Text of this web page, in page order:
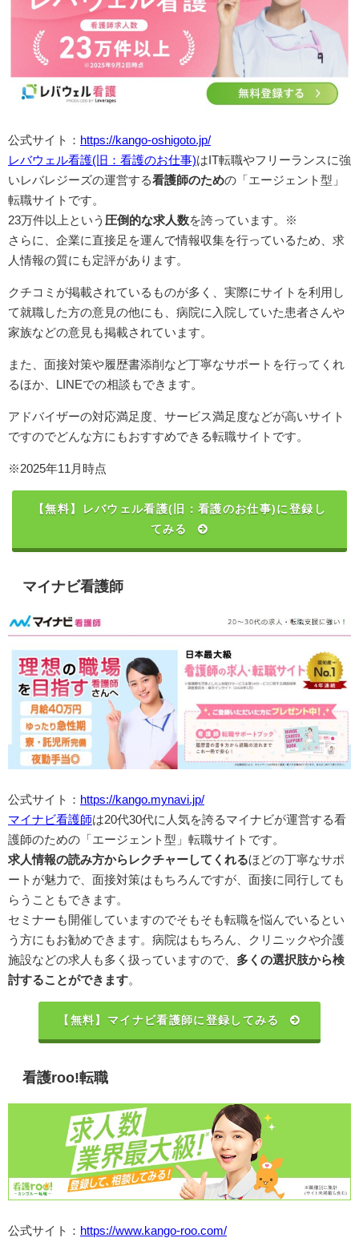
公式サイト： https://kango-oshigoto.jp/
レバウェル看護(旧：看護のお仕事)はIT転職やフリーランスに強
いレバレジーズの運営する看護師のための「エージェント型」
転職サイトです。
23万件以上という 圧倒的な求人数を誇っています。※
さらに、企業に直接足を運んで情報収集を行っているため、求
人情報の質にも定評があります。
クチコミが掲載されているものが多く、実際にサイトを利用し
て就職した方の意見の他にも、病院に入院していた患者さんや
家族などの意見も掲載されています。
また、面接対策や履歴書添削など丁寧なサポートを行ってくれ
るほか、LINEでの相談もできます。
アドバイザーの対応満足度、サービス満足度などが高いサイト
ですのでどんな方にもおすすめできる転職サイトです。
※2025年11月時点
【無料】レバウェル看護(旧：看護のお仕事)に登録し
てみる
マイナビ看護師
公式サイト： https://kango.mynavi.jp/
マイナビ看護師は20代30代に人気を誇るマイナビが運営する看
護師のための「エージェント型」転職サイトです。
求人情報の読み方からレクチャーしてくれるほどの丁寧なサポ
ートが魅力で、面接対策はもちろんですが、面接に同行しても
らうこともできます。
セミナーも開催していますのでそもそも転職を悩んでいるとい
う方にもお勧めできます。病院はもちろん、クリニックや介護
施設などの求人も多く扱っていますので、 多くの選択肢から検
討することができます
【無料】マイナビ看護師に登録してみる
看護roo!転職
公式サイト： https://www.kango-roo.com/